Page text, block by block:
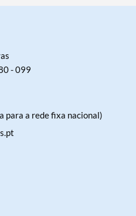
- 099
para a rede fixa nacional)